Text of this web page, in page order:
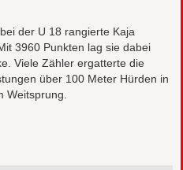
der U 18 rangierte Kaja
3960 Punkten lag sie dabei
Viele Zähler ergatterte die
über 100 Meter Hürden in
Weitsprung.